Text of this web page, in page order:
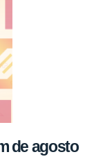
de agosto